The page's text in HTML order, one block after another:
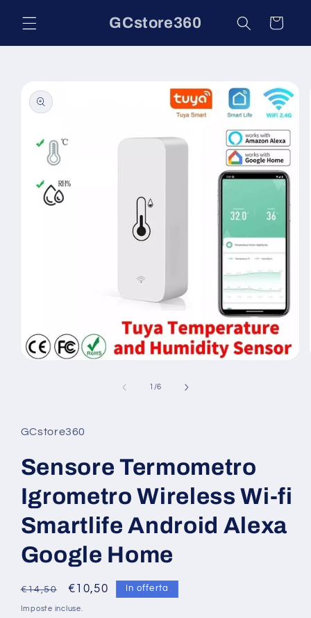
direttamente
ai contenuti
GCstore360 Carrello
informazioni
sul prodotto
modale
1 /su
6
GCstore360
Sensore Termometro
Igrometro Wireless Wi-fi
Smartlife Android Alexa
Google Home
Prezzo
di
€14,50
Prezzo
scontato
€10,50 In offerta
Imposte incluse.